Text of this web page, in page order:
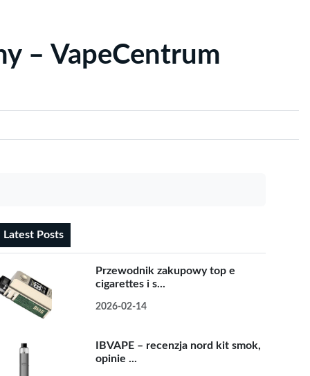
– VapeCentrum
Latest Posts
Przewodnik zakupowy top e
cigarettes i s...
2026-02-14
IBVAPE – recenzja nord kit smok,
opinie ...